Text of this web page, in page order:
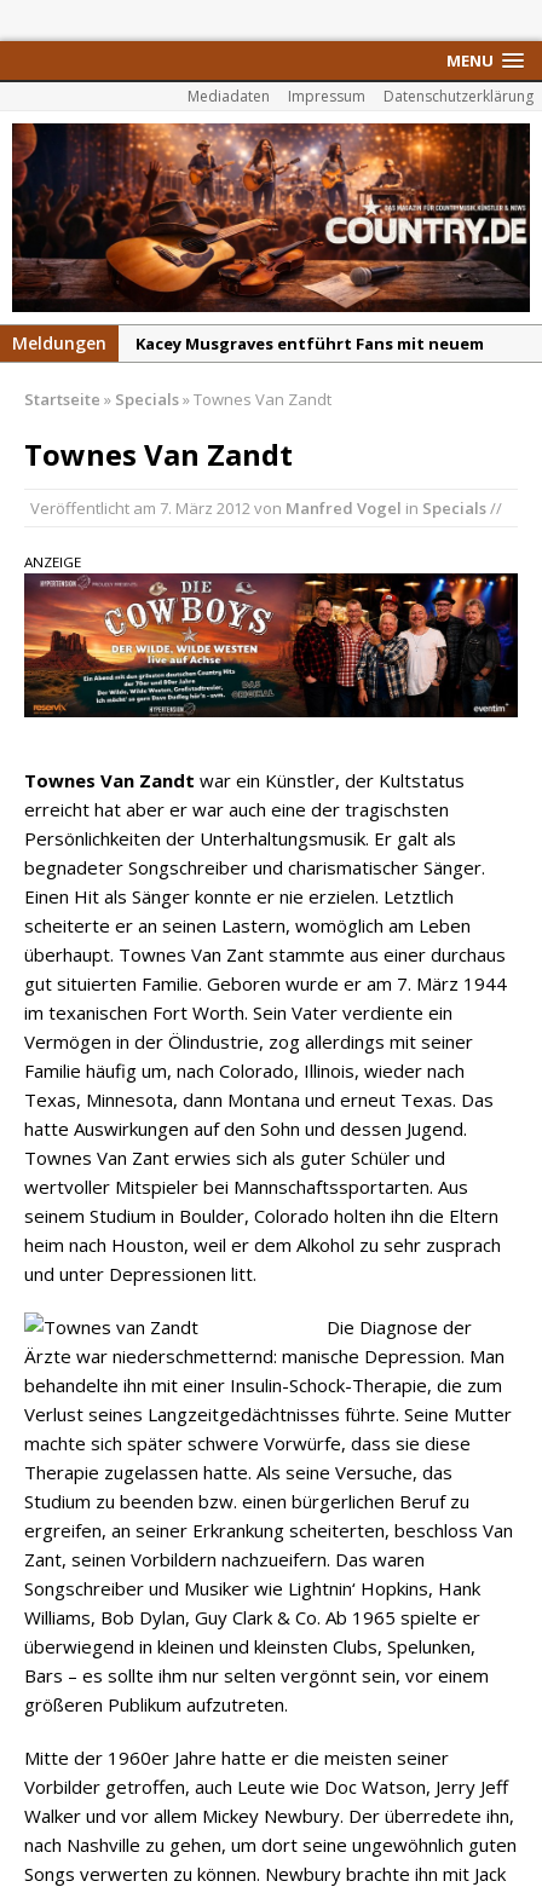
MENU
Mediadaten Impressum Datenschutzerklärung
Meldungen
Kacey Musgraves entführt Fans mit neuem
Son Volt – „Sound Signal Serenades“ erscheint
Country Music Hot News – 2. August 2026: Dolly
Chris Johnson & The Hollywood Hillbillies
kündigen neues Album mit „Better Days
Ahead“ an
Danke für Euer Vertrauen: Country.de erreicht
täglich rund 10.000 Leser
Startseite » Specials»Townes Van Zandt
Townes Van Zandt
Veröffentlicht am 7. März 2012 von Manfred Vogel in Specials//
ANZEIGE
Townes Van Zandt war ein Künstler, der Kultstatus
erreicht hat aber er war auch eine der tragischsten
Persönlichkeiten der Unterhaltungsmusik. Er galt als
begnadeter Songschreiber und charismatischer Sänger.
Einen Hit als Sänger konnte er nie erzielen. Letztlich
scheiterte er an seinen Lastern, womöglich am Leben
überhaupt. Townes Van Zant stammte aus einer durchaus
gut situierten Familie. Geboren wurde er am 7. März 1944
im texanischen Fort Worth. Sein Vater verdiente ein
Vermögen in der Ölindustrie, zog allerdings mit seiner
Familie häufig um, nach Colorado, Illinois, wieder nach
Texas, Minnesota, dann Montana und erneut Texas. Das
hatte Auswirkungen auf den Sohn und dessen Jugend.
Townes Van Zant erwies sich als guter Schüler und
wertvoller Mitspieler bei Mannschaftssportarten. Aus
seinem Studium in Boulder, Colorado holten ihn die Eltern
heim nach Houston, weil er dem Alkohol zu sehr zusprach
und unter Depressionen litt.
Die Diagnose der
Ärzte war niederschmetternd: manische Depression. Man
behandelte ihn mit einer Insulin-Schock-Therapie, die zum
Verlust seines Langzeitgedächtnisses führte. Seine Mutter
machte sich später schwere Vorwürfe, dass sie diese
Therapie zugelassen hatte. Als seine Versuche, das
Studium zu beenden bzw. einen bürgerlichen Beruf zu
ergreifen, an seiner Erkrankung scheiterten, beschloss Van
Zant, seinen Vorbildern nachzueifern. Das waren
Songschreiber und Musiker wie Lightnin‘ Hopkins, Hank
Williams, Bob Dylan, Guy Clark & Co. Ab 1965 spielte er
überwiegend in kleinen und kleinsten Clubs, Spelunken,
Bars – es sollte ihm nur selten vergönnt sein, vor einem
größeren Publikum aufzutreten.
Mitte der 1960er Jahre hatte er die meisten seiner
Vorbilder getroffen, auch Leute wie Doc Watson, Jerry Jeff
Walker und vor allem Mickey Newbury. Der überredete ihn,
nach Nashville zu gehen, um dort seine ungewöhnlich guten
Songs verwerten zu können. Newbury brachte ihn mit Jack